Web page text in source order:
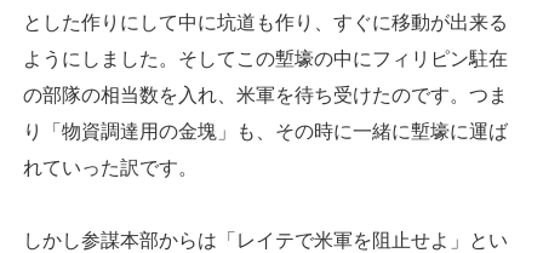
とした作りにして中に坑道も作り、すぐに移動が出来る
ようにしました。そしてこの塹壕の中にフィリピン駐在
の部隊の相当数を入れ、米軍を待ち受けたのです。つま
り「物資調達用の金塊」も、その時に一緒に塹壕に運ば
れていった訳です。
しかし参謀本部からは「レイテで米軍を阻止せよ」とい